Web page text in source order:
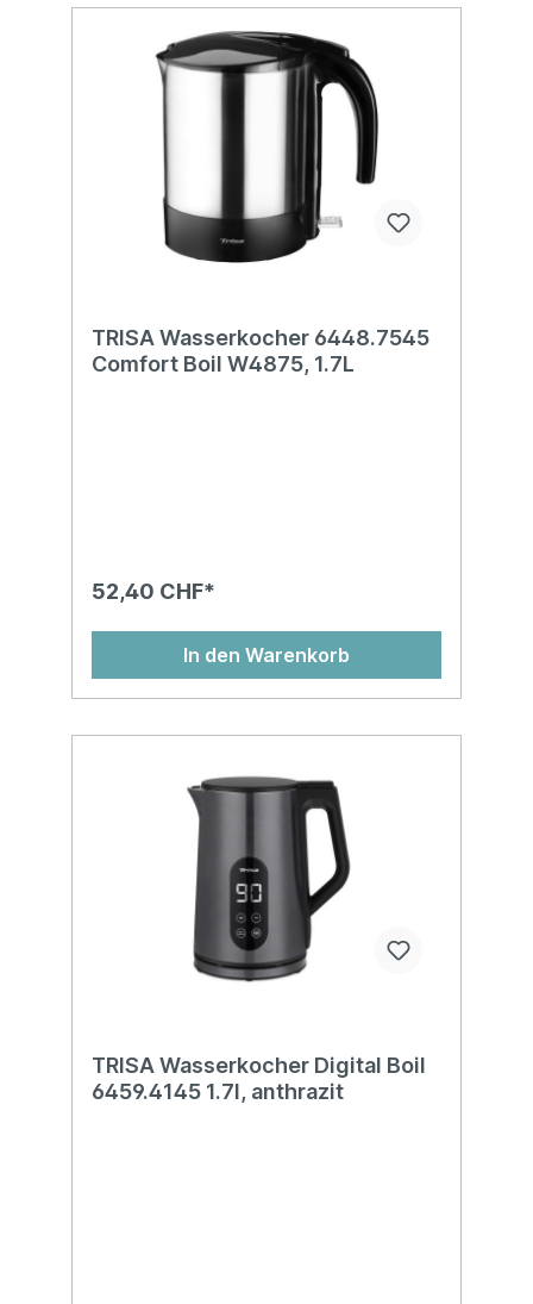
TRISA Wasserkocher 6448.7545
Comfort Boil W4875, 1.7L
52,40 CHF*
In den Warenkorb
TRISA Wasserkocher Digital Boil
6459.4145 1.7l, anthrazit